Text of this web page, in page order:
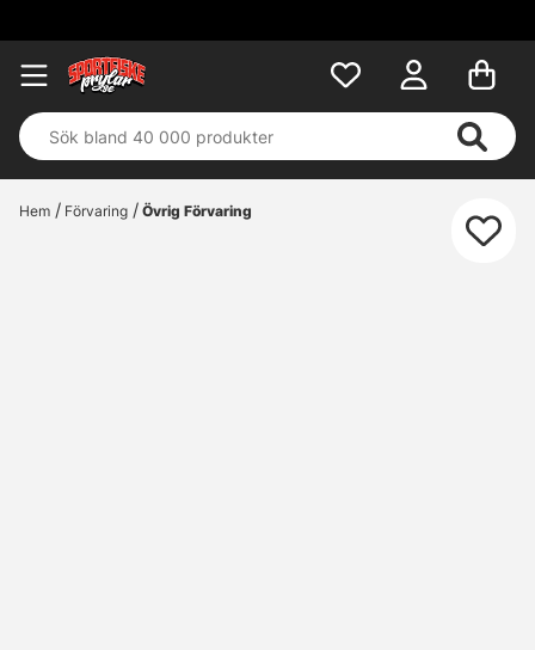
Hem Förvaring Övrig Förvaring